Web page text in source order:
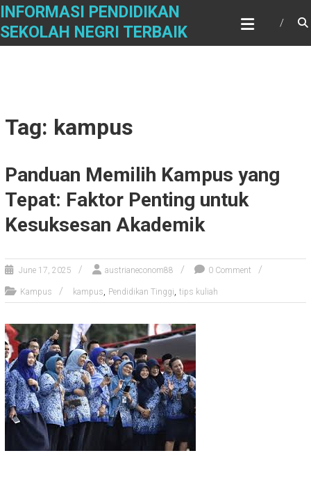
Skip
content
INFORMASI PENDIDIKAN
SEKOLAH NEGRI TERBAIK
Tag: kampus
Panduan Memilih Kampus yang
Tepat: Faktor Penting untuk
Kesuksesan Akademik
June 17, 2025 austrianeconom88 0 Comment
Kampus kampus, Pendidikan Tinggi, tips kuliah